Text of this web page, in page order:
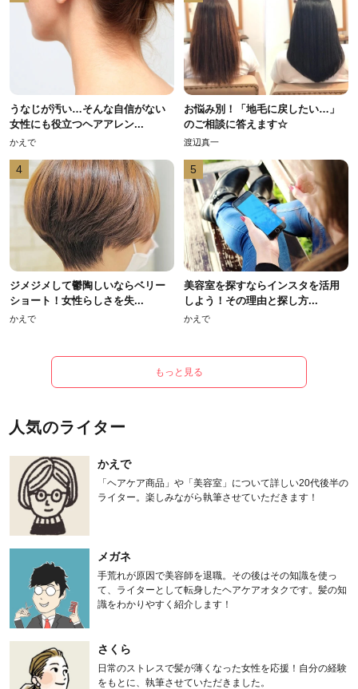
うなじが汚い…そんな自信がない
女性にも役立つヘアアレン...
かえで
お悩み別！「地毛に戻したい…」
のご相談に答えます☆
渡辺真一
4
ジメジメして鬱陶しいならベリー
ショート！女性らしさを失...
かえで
5
美容室を探すならインスタを活用
しよう！その理由と探し方...
かえで
もっと見る
人気のライター
かえで
「ヘアケア商品」や「美容室」について詳しい20代後半の
ライター。楽しみながら執筆させていただきます！
メガネ
手荒れが原因で美容師を退職。その後はその知識を使っ
て、ライターとして転身したヘアケアオタクです。髪の知
識をわかりやすく紹介します！
さくら
日常のストレスで髪が薄くなった女性を応援！自分の経験
をもとに、執筆させていただきました。